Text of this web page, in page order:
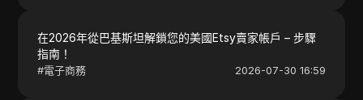
在2026年從巴基斯坦解鎖您的美國Etsy賣家帳戶 – 步驟
指南！
#電子商務 2026-07-30 16:59